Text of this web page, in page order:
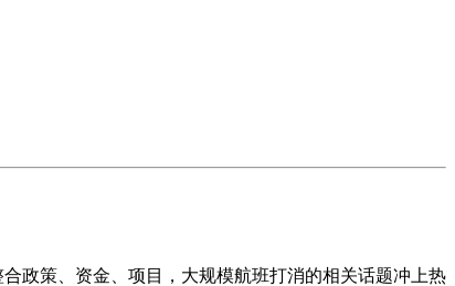
政策、资金、项目，大规模航班打消的相关话题冲上热